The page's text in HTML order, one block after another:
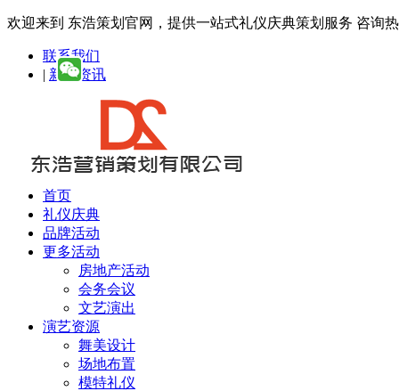
欢迎来到 东浩策划官网，提供一站式礼仪庆典策划服务 咨询
联系我们
| 新闻资讯
首页
礼仪庆典
品牌活动
更多活动
房地产活动
会务会议
文艺演出
演艺资源
舞美设计
场地布置
模特礼仪